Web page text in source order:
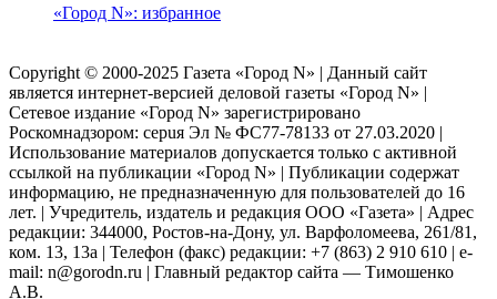
«Город N»: избранное
Copyright © 2000-2025 Газета «Город N» | Данный сайт
является интернет-версией деловой газеты «Город N» |
Сетевое издание «Город N» зарегистрировано
Роскомнадзором: серuя Эл № ФС77-78133 от 27.03.2020 |
Использование материалов допускается только с активной
ссылкой на публикации «Город N» | Публикации содержат
информацию, не предназначенную для пользователей до 16
лет. | Учредитель, издатель и редакция ООО «Газета» | Адрес
редакции: 344000, Ростов-на-Дону, ул. Варфоломеева, 261/81,
ком. 13, 13а | Телефон (факс) редакции: +7 (863) 2 910 610 | e-
mail: n@gorodn.ru | Главный редактор сайта — Тимошенко
А.В.